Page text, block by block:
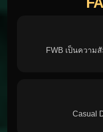
FWB เป็นความ
Casual